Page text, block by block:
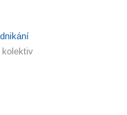
kolektiv